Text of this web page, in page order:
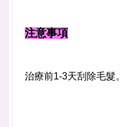
注意事項
治療前1-3天刮除毛髮。